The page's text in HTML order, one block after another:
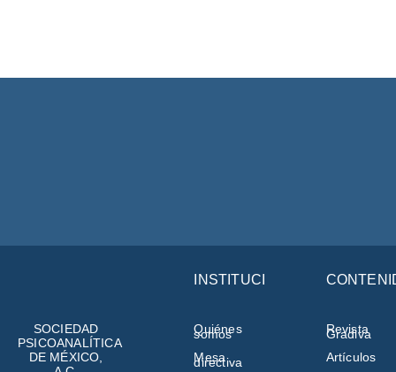
SOCIEDAD
PSICOANALÍTICA
DE MÉXICO,
INSTITUCIÓN
Quiénes
somos
Mesa
directiva
Revista
Gradiva
Artículos